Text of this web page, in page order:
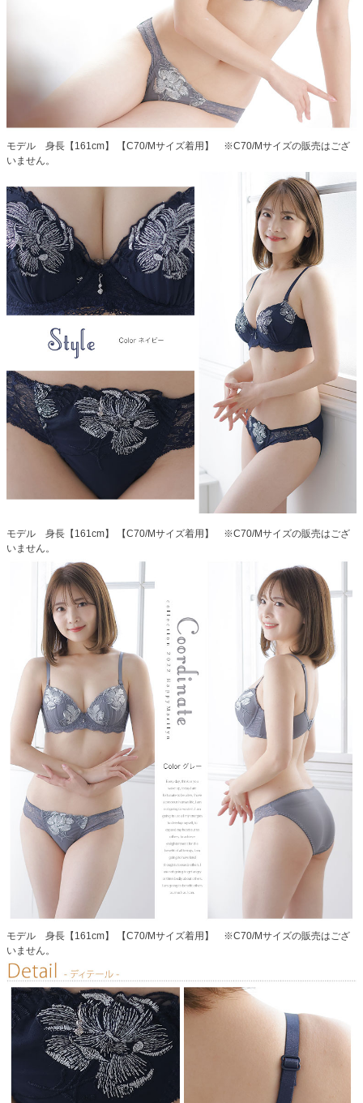
モデル 身長【161cm】 【C70/Mサイズ着用】 ※C70/Mサイズの販売はござ
いません。
モデル 身長【161cm】 【C70/Mサイズ着用】 ※C70/Mサイズの販売はござ
いません。
モデル 身長【161cm】 【C70/Mサイズ着用】 ※C70/Mサイズの販売はござ
いません。